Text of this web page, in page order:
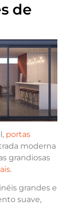
de
portas
moderna
grandiosas
.
grandes e
suave,